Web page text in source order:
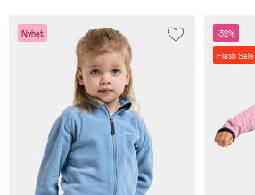
Nyhet -32%
Flash Sale